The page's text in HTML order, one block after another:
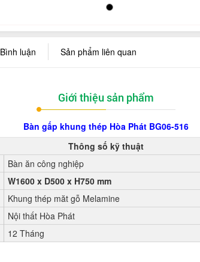
Bình luận Sản phẩm liên quan
Giới thiệu sản phẩm
Bàn gấp khung thép Hòa Phát BG06-516
Thông số kỹ thuật
Bàn ăn công nghiệp
W1600 x D500 x H750 mm
Khung thép măt gỗ Melamine
Nội thất Hòa Phát
12 Tháng